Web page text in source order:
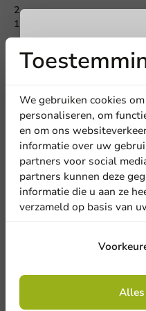
Titel
Locatie
Land
2
1
Deel jouw ervaring
Ben je bekend met dit
Schrijf
Schrijf de eerste review
We gebruiken cookies
personaliseren, om
en om ons
informatie over uw
partners voor social
partners kunnen deze
informatie die u aan ze
verzameld op basis van
Meld je
Door je in te